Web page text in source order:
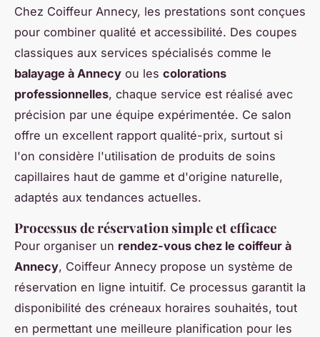
Chez Coiffeur Annecy, les prestations sont conçues
pour combiner qualité et accessibilité. Des coupes
classiques aux services spécialisés comme le
balayage à Annecy ou les colorations
professionnelles, chaque service est réalisé avec
précision par une équipe expérimentée. Ce salon
offre un excellent rapport qualité-prix, surtout si
l'on considère l'utilisation de produits de soins
capillaires haut de gamme et d'origine naturelle,
adaptés aux tendances actuelles.
Processus de réservation simple et efficace
Pour organiser un rendez-vous chez le coiffeur à
Annecy, Coiffeur Annecy propose un système de
réservation en ligne intuitif. Ce processus garantit la
disponibilité des créneaux horaires souhaités, tout
en permettant une meilleure planification pour les